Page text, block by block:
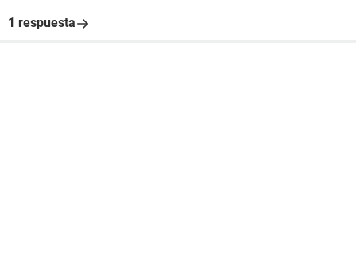
1 respuesta